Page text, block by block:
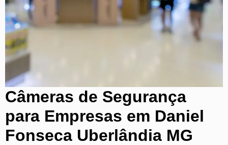
Câmeras de Segurança
para Empresas em Daniel
Fonseca Uberlândia MG